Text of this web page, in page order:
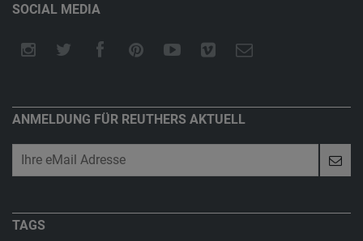
SOCIAL MEDIA
ANMELDUNG FÜR REUTHERS AKTUELL
TAGS